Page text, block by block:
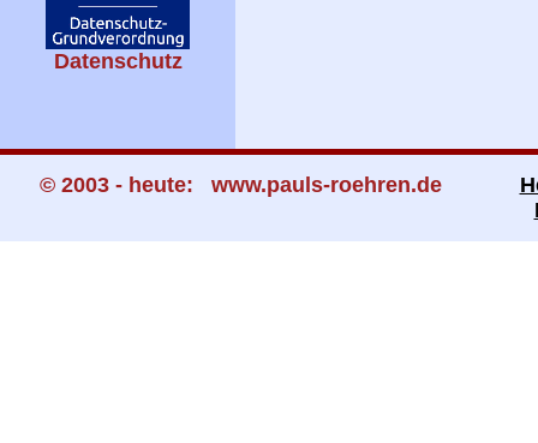
Datenschutz
© 2003 - heute: www.pauls-roehren.de